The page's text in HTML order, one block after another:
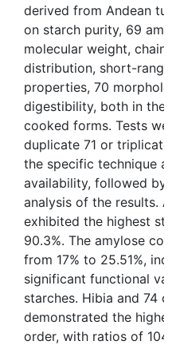
derived from Andean
on starch purity, 69
molecular weight, chain
distribution, short-range
properties, 70
digestibility, both in
cooked forms. Tests
duplicate 71 or
the specific technique
availability, followed by
analysis of the results.
exhibited the highest
90.3%. The amylose
from 17% to 25.51%,
significant functional
starches. Hibia and 74
demonstrated the
order, with ratios of